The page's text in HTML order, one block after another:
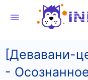
[Девавани-
-